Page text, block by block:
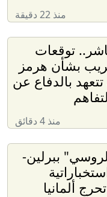
منذ 22 دقيقة
توقعات
بشأن هرمز
بالدفاع عن
منذ 4 دقائق
ببرلين-
ألمانيا